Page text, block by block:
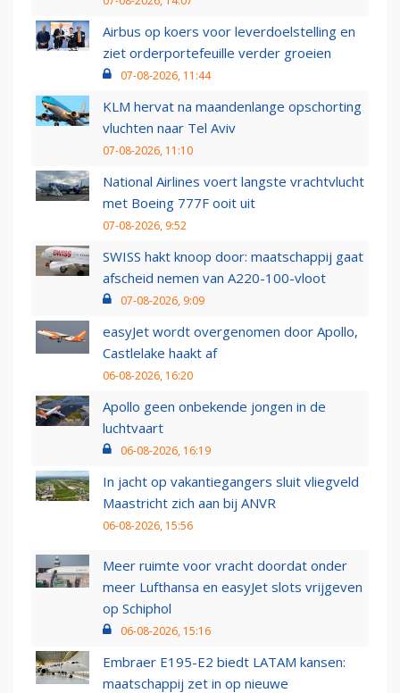
Airbus op koers voor leverdoelstelling en
ziet orderportefeuille verder groeien
07-08-2026, 11:44
KLM hervat na maandenlange opschorting
vluchten naar Tel Aviv
07-08-2026, 11:10
National Airlines voert langste vrachtvlucht
met Boeing 777F ooit uit
07-08-2026, 9:52
SWISS hakt knoop door: maatschappij gaat
afscheid nemen van A220-100-vloot
07-08-2026, 9:09
easyJet wordt overgenomen door Apollo,
Castlelake haakt af
06-08-2026, 16:20
Apollo geen onbekende jongen in de
luchtvaart
06-08-2026, 16:19
In jacht op vakantiegangers sluit vliegveld
Maastricht zich aan bij ANVR
06-08-2026, 15:56
Meer ruimte voor vracht doordat onder
meer Lufthansa en easyJet slots vrijgeven
op Schiphol
06-08-2026, 15:16
Embraer E195-E2 biedt LATAM kansen:
maatschappij zet in op nieuwe